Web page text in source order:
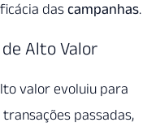
das campanhas.
Alto Valor
valor evoluiu para
passadas,